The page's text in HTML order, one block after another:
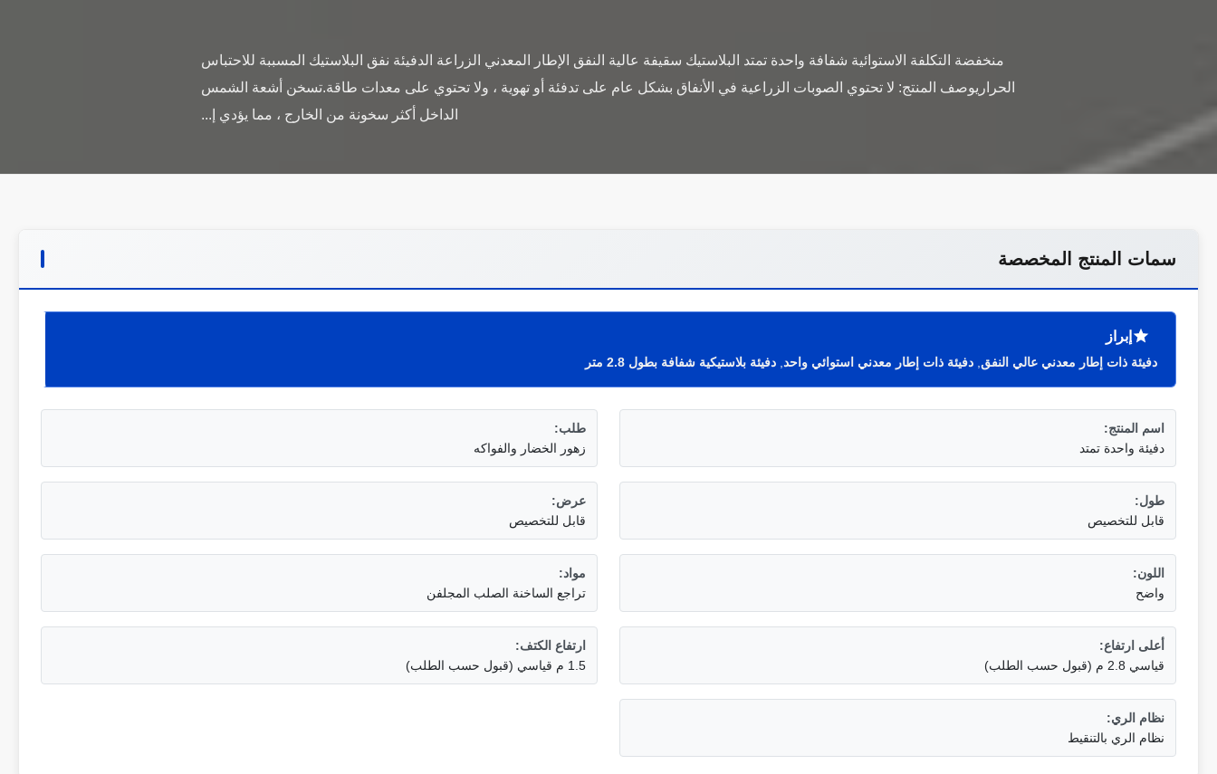
منخفضة التكلفة الاستوائية شفافة واحدة تمتد البلاستيك سقيفة عالية النفق الإطار المعدني الزراعة الدفيئة نفق البلاستيك المسببة للاحتباس
الحراريوصف المنتج: لا تحتوي الصوبات الزراعية في الأنفاق بشكل عام على تدفئة أو تهوية ، ولا تحتوي على معدات طاقة.تسخن أشعة الشمس
الداخل أكثر سخونة من الخارج ، مما يؤدي إ...
سمات المنتج المخصصة
إبراز
دفيئة ذات إطار معدني عالي النفق دفيئة ذات إطار معدني استوائي واحد دفيئة بلاستيكية شفافة بطول 2.8 متر
اسم المنتج:
دفيئة واحدة تمتد
طلب:
زهور الخضار والفواكه
طول:
قابل للتخصيص
عرض:
قابل للتخصيص
اللون:
واضح
مواد:
تراجع الساخنة الصلب المجلفن
أعلى ارتفاع:
قياسي 2.8 م (قبول حسب الطلب)
ارتفاع الكتف:
1.5 م قياسي (قبول حسب الطلب)
نظام الري:
نظام الري بالتنقيط